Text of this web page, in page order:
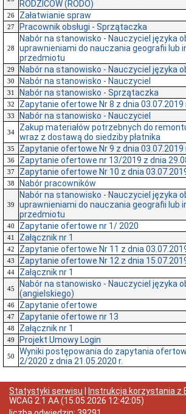
RODZICÓW (RODO)
26 Załatwianie spraw
27
Pracownik obsługi - Sprzątaczka
28
Nabór na stanowisko - Nauczyciel języka
uprawnieniami do nauczania geografii lub
przedmiotu
29 Nabór na stanowisko - Nauczyciel języka
30
Nabór na stanowisko - Nauczyciel
31
Nabór na stanowisko - Sprzątaczka
32
Zapytanie ofertowe Nr 8 z dnia 03.07.2019
33
Nabór na stanowisko - Nauczyciel
34
Zakup materiałów potrzebnych do
wraz z dostawą do siedziby płatnika
35 Zapytanie ofertowe Nr 9 z dnia 03.07.2019
36
Zapytanie ofertowe nr 13/2019 z dnia
37
Zapytanie ofertowe Nr 10 z dnia
38
Nabór pracowników
39
Nabór na stanowisko - Nauczyciel języka
uprawnieniami do nauczania geografii lub
przedmiotu
40 Zapytanie ofertowe nr 1/ 2020
41
Załącznik nr 1
42
Zapytanie ofertowe Nr 11 z dnia
43
Zapytanie ofertowe Nr 12 z dnia
44
Załącznik nr 1
45
Nabór na stanowisko - Nauczyciel języka
(angielskiego)
46 Zapytanie ofertowe
47
Zapytanie ofertowe nr 13
48
Załącznik nr 1
49
Projekt Umowy Login
50
Wyniki postępowania do zapytania
2/2020 z dnia 21.05.2020 r.
Statystyki serwisu Instrukcja korzystania z
WCAG 2.1 AA(15.05.2026 12:42:05)